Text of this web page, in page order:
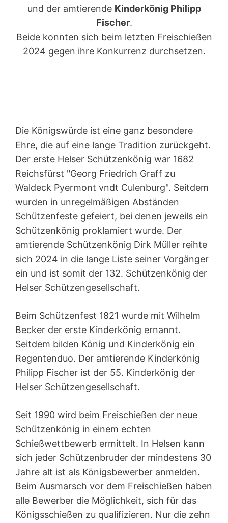
und der amtierende Kinderkönig Philipp
Fischer.
Beide konnten sich beim letzten Freischießen
2024 gegen ihre Konkurrenz durchsetzen.
Die Königswürde ist eine ganz besondere
Ehre, die auf eine lange Tradition zurückgeht.
Der erste Helser Schützenkönig war 1682
Reichsfürst "Georg Friedrich Graff zu
Waldeck Pyermont vndt Culenburg". Seitdem
wurden in unregelmäßigen Abständen
Schützenfeste gefeiert, bei denen jeweils ein
Schützenkönig proklamiert wurde. Der
amtierende Schützenkönig Dirk Müller reihte
sich 2024 in die lange Liste seiner Vorgänger
ein und ist somit der 132. Schützenkönig der
Helser Schützengesellschaft.
Beim Schützenfest 1821 wurde mit Wilhelm
Becker der erste Kinderkönig ernannt.
Seitdem bilden König und Kinderkönig ein
Regentenduo. Der amtierende Kinderkönig
Philipp Fischer ist der 55. Kinderkönig der
Helser Schützengesellschaft.
Seit 1990 wird beim Freischießen der neue
Schützenkönig in einem echten
Schießwettbewerb ermittelt. In Helsen kann
sich jeder Schützenbruder der mindestens 30
Jahre alt ist als Königsbewerber anmelden.
Beim Ausmarsch vor dem Freischießen haben
alle Bewerber die Möglichkeit, sich für das
Königsschießen zu qualifizieren. Nur die zehn